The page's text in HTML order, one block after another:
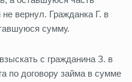
вернул. Гражданка Г. в
сумму.
с гражданина З. в
по договору займа в сумме